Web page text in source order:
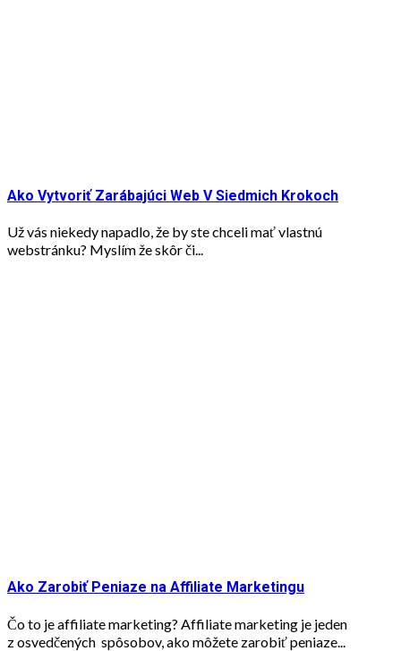
Ako Vytvoriť Zarábajúci Web V Siedmich Krokoch
Už vás niekedy napadlo, že by ste chceli mať vlastnú
webstránku? Myslím že skôr či...
Ako Zarobiť Peniaze na Affiliate Marketingu
Čo to je affiliate marketing? Affiliate marketing je jeden
z osvedčených spôsobov, ako môžete zarobiť peniaze...